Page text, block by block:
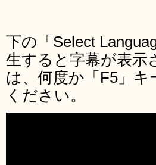
下の「Select
生すると字幕が表示
は、何度か「F5」
ください。